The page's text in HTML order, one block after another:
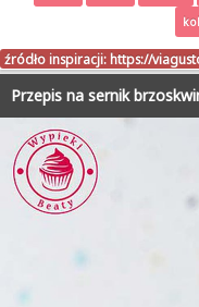
źródło inspiracji: https://
Przepis na sernik